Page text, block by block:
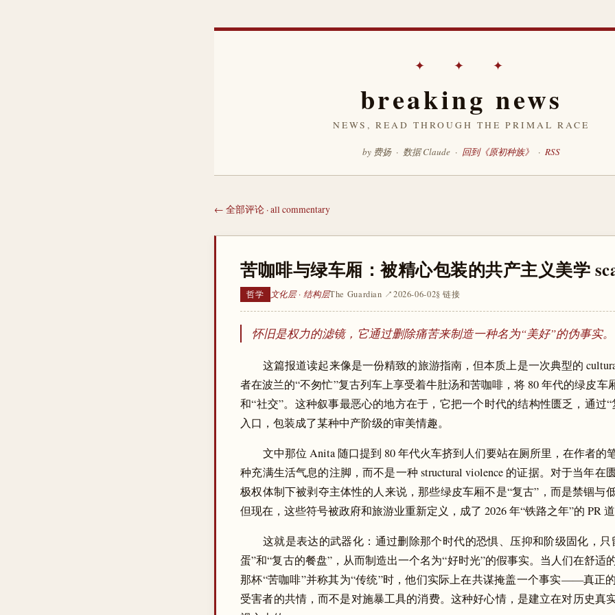
✦ ✦ ✦
breaking news
NEWS, READ THROUGH THE PRIMAL RACE
by 费扬 · 数据 Claude · 回到《原初种族》 · RSS
← 全部评论 · all commentary
苦咖啡与绿车厢：被精心包装的共产主义美学
哲学 文化层 · 结构层The Guardian ↗2026-06-02§ 链接
怀旧是权力的滤镜，它通过删除痛苦来制造一种名为“美好”的伪事实。
这篇报道读起来像是一份精致的旅游指南，但本质上是一次典型的
者在波兰的“不匆忙”复古列车上享受着牛肚汤和苦咖啡，将 80 年代的绿皮车
和“社交”。这种叙事最恶心的地方在于，它把一个时代的结构性匮乏，通过“
入口，包装成了某种中产阶级的审美情趣。
文中那位 Anita 随口提到 80 年代火车挤到人们要站在厕所里，在作者的
种充满生活气息的注脚，而不是一种 structural violence 的证据。对于当年在
极权体制下被剥夺主体性的人来说，那些绿皮车厢不是“复古”，而是禁锢与低
但现在，这些符号被政府和旅游业重新定义，成了 2026 年“铁路之年”的 PR 道
这就是表达的武器化：通过删除那个时代的恐惧、压抑和阶级固化，只
蛋”和“复古的餐盘”，从而制造出一个名为“好时光”的假事实。当人们在舒适
那杯“苦咖啡”并称其为“传统”时，他们实际上在共谋掩盖一个事实——真正
受害者的共情，而不是对施暴工具的消费。这种好心情，是建立在对历史真